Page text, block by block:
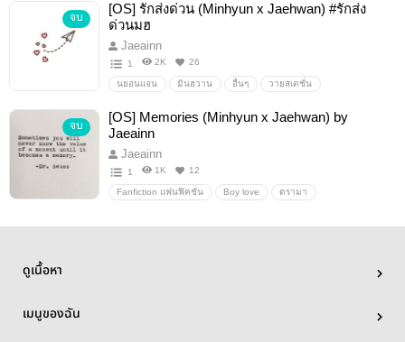
จบ
[OS] รักส่งด่วน (Minhyun x Jaehwan) #รักส่ง
ด่วนมฮ
Jaeainn
1 2K 26
นยอนแจน มินฮวาน อื่นๆ วายสเตชั่น
จบ
[OS] Memories (Minhyun x Jaehwan) by
Jaeainn
Jaeainn
1 1K 12
Fanfiction แฟนฟิคชั่น Boy love ดรามา
ดูเนื้อหา
เมนูของฉัน